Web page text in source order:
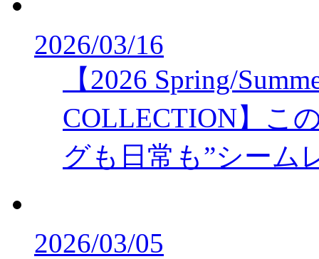
2026/03/16
【2026 Spring/
COLLECTION】こ
グも日常も”シーム
2026/03/05